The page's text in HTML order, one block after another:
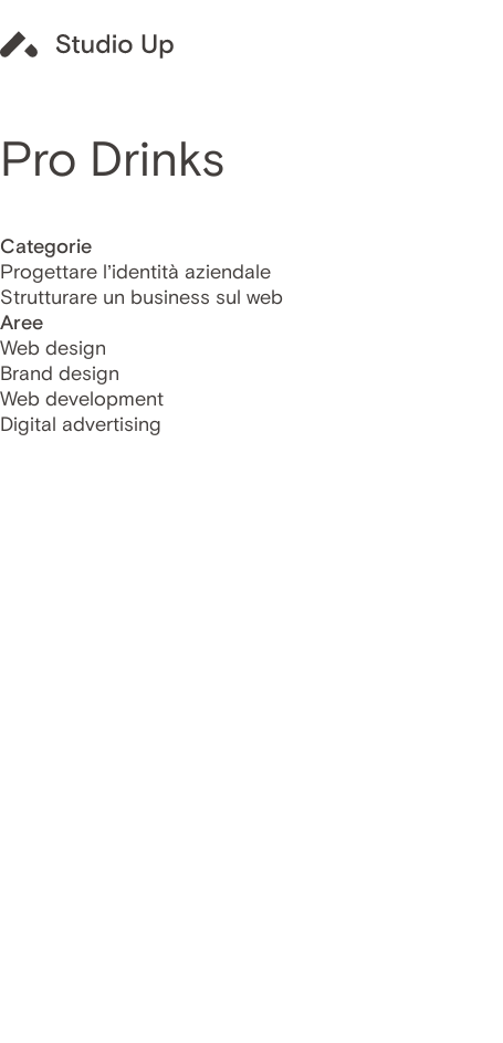
Pro Drinks
Categorie
Progettare l’identità aziendale
Strutturare un business sul web
Aree
Web design
Brand design
Web development
Digital advertising